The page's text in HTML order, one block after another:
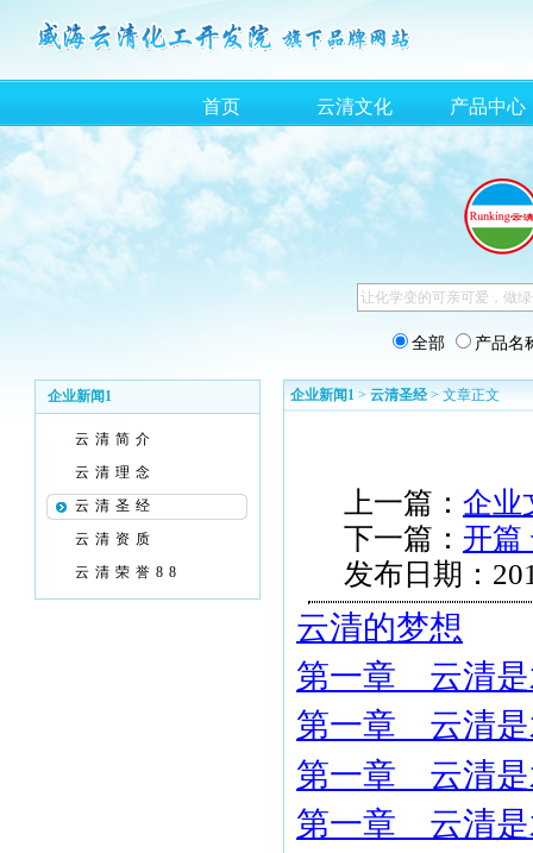
首页 云清文化 产品中心
全部 产品名
企业新闻1
云清简介
云清理念
云清圣经
云清资质
云清荣誉88
企业新闻1 > 云清圣经> 文章正文
上一篇： 企业
下一篇： 开篇
发布日期：
云清的梦想
第一章 云清是
第一章 云清是
第一章 云清是
第一章 云清是